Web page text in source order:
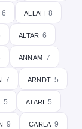
6 allah 8
altar 6
annam 7
7 arndt 5
5 atari 5
9 carla 9